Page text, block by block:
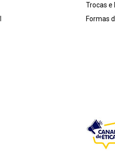
Trocas e
Formas